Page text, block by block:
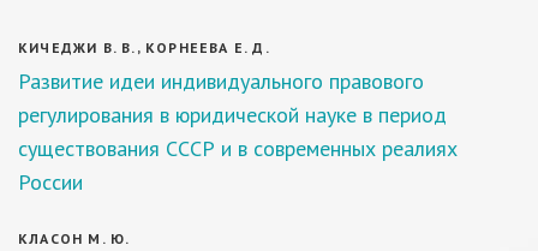
КИЧЕДЖИ В. В., КОРНЕЕВА Е. Д.
Развитие идеи индивидуального правового
регулирования в юридической науке в период
существования СССР и в современных реалиях
России
КЛАСОН М. Ю.